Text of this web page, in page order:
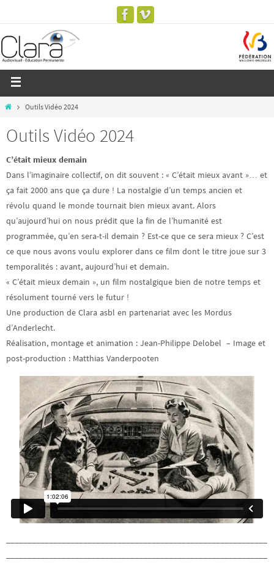
Outils Vidéo 2024
Outils Vidéo 2024
C’était mieux demain
Dans l’imaginaire collectif, on dit souvent : « C’était mieux avant »… et
ça fait 2000 ans que ça dure ! La nostalgie d’un temps ancien et
révolu quand le monde tournait bien mieux avant. Alors
qu’aujourd’hui on nous prédit que la fin de l’humanité est
programmée, qu’en sera-t-il demain ? Est-ce que ce sera mieux ? C’est
ce que nous avons voulu explorer dans ce film dont le titre joue sur 3
temporalités : avant, aujourd’hui et demain.
« C’était mieux demain », un film nostalgique bien de notre temps et
résolument tourné vers le futur !
Une production de Clara asbl en partenariat avec les Mordus
d’Anderlecht.
Réalisation, montage et animation : Jean-Philippe Delobel – Image et
post-production : Matthias Vanderpooten